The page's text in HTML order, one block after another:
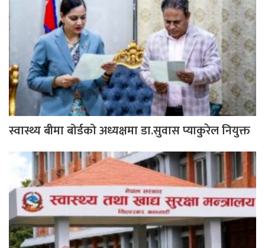
स्वास्थ्य बीमा बोर्डको अध्यक्षमा डा.सुवास प्याकुरेल नियुक्त